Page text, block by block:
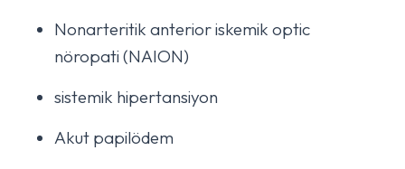
Nonarteritik anterior iskemik optic
nöropati (NAION)
sistemik hipertansiyon
Akut papilödem